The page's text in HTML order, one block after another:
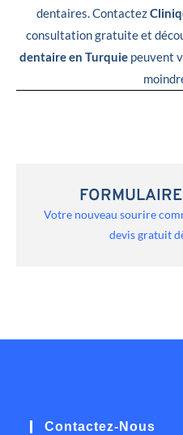
dentaires. Contactez
consultation gratuite et
dentaire en Turquie peuvent
Votre nouveau sourire
devis gratuit
Contactez-Nous